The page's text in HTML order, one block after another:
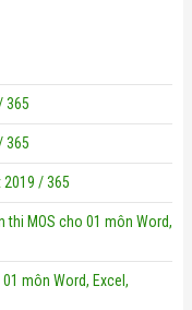
365
365
2019 / 365
thi MOS cho 01 môn Word,
môn Word, Excel,